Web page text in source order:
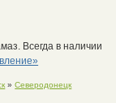
Всегда в наличии
»Северодонецк